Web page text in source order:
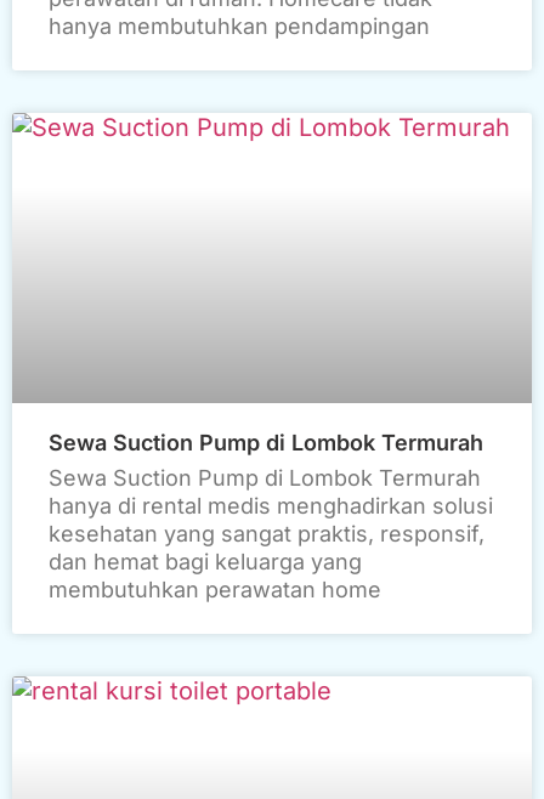
hanya membutuhkan pendampingan
Sewa Suction Pump di Lombok Termurah
Sewa Suction Pump di Lombok Termurah
hanya di rental medis menghadirkan solusi
kesehatan yang sangat praktis, responsif,
dan hemat bagi keluarga yang
membutuhkan perawatan home